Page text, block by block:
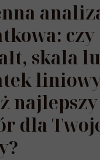
czy
skala
najlepszy
dla